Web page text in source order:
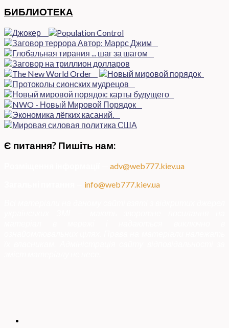
БИБЛИОТЕКА
Є питання? Пишіть нам:
adv@web777.kiev.ua
info@web777.kiev.ua